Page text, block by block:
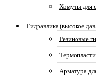
Хомуты для
Гидравлика (высокое
Резиновые
Арматура